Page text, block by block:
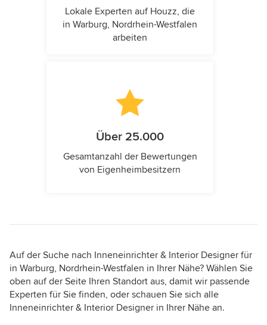
Lokale Experten auf Houzz, die
in Warburg, Nordrhein-Westfalen
arbeiten
Über 25.000
Gesamtanzahl der Bewertungen
von Eigenheimbesitzern
Auf der Suche nach Inneneinrichter & Interior Designer für
in Warburg, Nordrhein-Westfalen in Ihrer Nähe? Wählen Sie
oben auf der Seite Ihren Standort aus, damit wir passende
Experten für Sie finden, oder schauen Sie sich alle
Inneneinrichter & Interior Designer in Ihrer Nähe an.